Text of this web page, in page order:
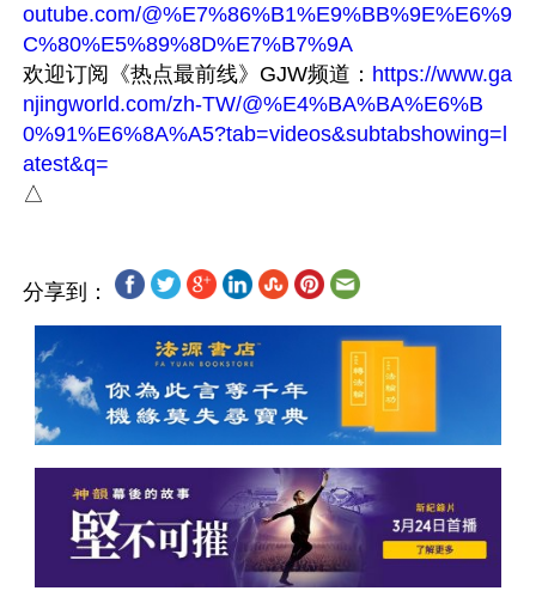
outube.com/@%E7%86%B1%E9%BB%9E%E6%9
C%80%E5%89%8D%E7%B7%9A
欢迎订阅《热点最前线》GJW频道： https://www.ga
njingworld.com/zh-TW/@%E4%BA%BA%E6%B
0%91%E6%8A%A5?tab=videos&subtabshowing=l
atest&q=
分享到：